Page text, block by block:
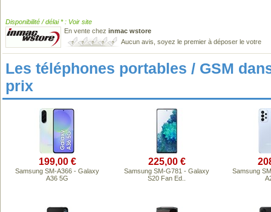
Disponibilité / délai * : Voir site
En vente chez inmac wstore
Aucun avis, soyez le premier à déposer le votre
Les téléphones portables / GSM
prix
199,00 €
Samsung SM-A366 - Galaxy
A36 5G
225,00 €
Samsung SM-G781 - Galaxy
S20 Fan Ed..
Samsung